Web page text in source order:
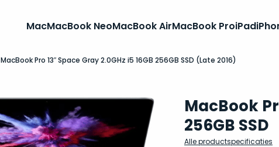
MacMacBook NeoMacBook AirMacBook ProiPad
MacBook Pro 13″ Space Gray 2.0GHz i5 16GB 256GB SSD (Late 2016)
MacBook
256GB SSD
Alle productspecificaties